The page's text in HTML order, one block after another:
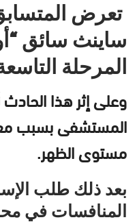
تعرض
ساينث سائق
المرحلة
وعلى إثر هذا
المستشفى بسبب
مستوى الظهر.
بعد ذلك طلب
المنافسات في